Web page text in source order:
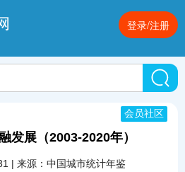
登录/注册
发展（2003-2020年）
会员社区
| 来源：中国城市统计年鉴